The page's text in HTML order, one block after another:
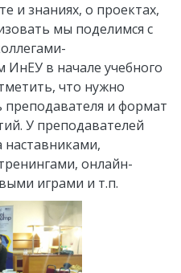
и знаниях, о проектах,
мы поделимся с
ИнЕУ в начале учебного
что нужно
и формат
У преподавателей
наставниками,
онлайн-
играми и т.п.